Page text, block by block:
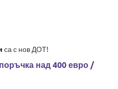
са с нов ДОТ!
над 400 евро /